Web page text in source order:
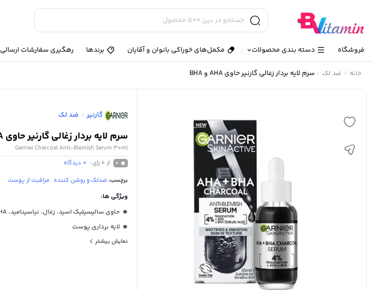
فروشگاه دسته بندی محصولات مکمل‌های خوراکی بانوان و آقایان برندها رهگیری سفارشات ارسالی
خانه / ضد لک / سرم لایه بردار زغالی گارنیر حاوی AHA و BHA
گارنیر / ضد لک
سرم لایه بردار زغالی گارنیر حاوی AHA و BHA
Garnier Charcoal Anti-Blemish Serum 30ml
0 از 0 رای 0 دیدگاه
برچسب: ضدلک و روشن کننده , مراقبت از پوست
ویژگی ها:
حاوی سالیسیلیک اسید، زغال، نیاسینامید، AHA و BHA
لایه برداری پوست
یکدست کننده رنگ پوست
نمایش بیشتر